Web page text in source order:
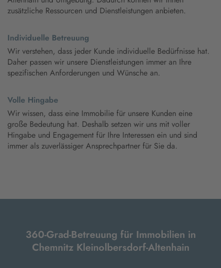
zusätzliche Ressourcen und Dienstleistungen anbieten.
Individuelle Betreuung
Wir verstehen, dass jeder Kunde individuelle Bedürfnisse hat.
Daher passen wir unsere Dienstleistungen immer an Ihre
spezifischen Anforderungen und Wünsche an.
Volle Hingabe
Wir wissen, dass eine Immobilie für unsere Kunden eine
große Bedeutung hat. Deshalb setzen wir uns mit voller
Hingabe und Engagement für Ihre Interessen ein und sind
immer als zuverlässiger Ansprechpartner für Sie da.
360-Grad-Betreuung für Immobilien in
Chemnitz Kleinolbersdorf-Altenhain